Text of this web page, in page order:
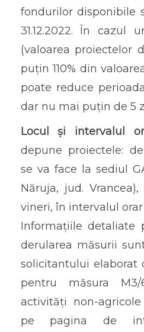
fondurilor disponibile
31.12.2022. În cazul
(valoarea proiectelor
puțin 110% din
poate reduce
dar nu mai puțin de 5
Locul și intervalul
depune proiectele:
se va face la sediul
Năruja, jud.
vineri, în intervalul orar
Informațiile detaliate
derularea măsurii
solicitantului elaborat
pentru măsura
activități non-
pe pagina de